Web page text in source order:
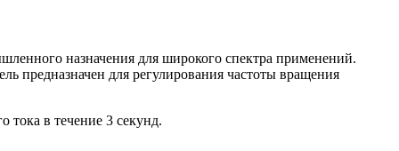
назначения для широкого спектра применений.
предназначен для регулирования частоты вращения
тока в течение 3 секунд.